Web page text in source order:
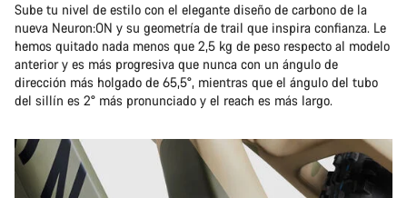
Sube tu nivel de estilo con el elegante diseño de carbono de la
nueva Neuron:ON y su geometría de trail que inspira confianza. Le
hemos quitado nada menos que 2,5 kg de peso respecto al modelo
anterior y es más progresiva que nunca con un ángulo de
dirección más holgado de 65,5°, mientras que el ángulo del tubo
del sillín es 2° más pronunciado y el reach es más largo.